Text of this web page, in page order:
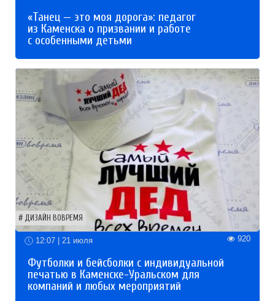
«Танец — это моя дорога»: педагог
из Каменска о призвании и работе
с особенными детьми
ДИЗАЙН ВОВРЕМЯ
12:07 | 21 июля 920
Футболки и бейсболки с индивидуальной
печатью в Каменске-Уральском для
компаний и любых мероприятий